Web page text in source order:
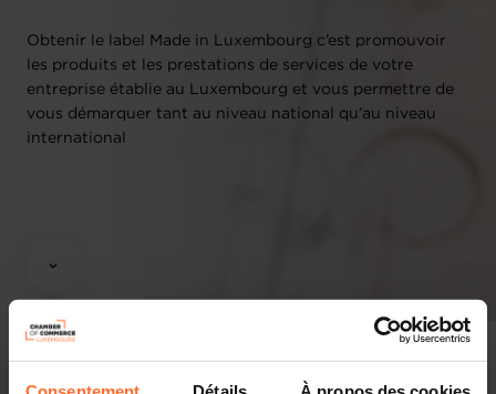
Obtenir le label Made in Luxembourg c’est promouvoir
les produits et les prestations de services de votre
entreprise établie au Luxembourg et vous permettre de
vous démarquer tant au niveau national qu’au niveau
international